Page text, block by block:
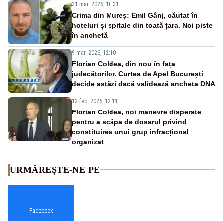
31 mar. 2026, 10:31
Crima din Mureș: Emil Gânj, căutat în
hoteluri și spitale din toată țara. Noi piste
în anchetă
9 mar. 2026, 12:10
Florian Coldea, din nou în fața
judecătorilor. Curtea de Apel București
decide astăzi dacă validează ancheta DNA
13 feb. 2026, 12:11
Florian Coldea, noi manevre disperate
pentru a scăpa de dosarul privind
constituirea unui grup infracțional
organizat
URMĂREȘTE-NE PE
Facebook